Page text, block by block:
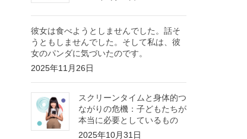
彼女は食べようとしませんでした。話そ
うともしませんでした。そして私は、彼
女のパンダに気づいたのです。
2025年11月26日
スクリーンタイムと身体的つ
ながりの危機：子どもたちが
本当に必要としているもの
2025年10月31日